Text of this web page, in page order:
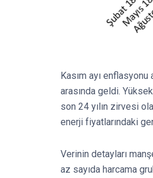
Kasım ayı enflasyonu
arasında geldi.
son 24 yılın zirvesi
enerji fiyatlarındaki
Verinin detayları
az sayıda harcama